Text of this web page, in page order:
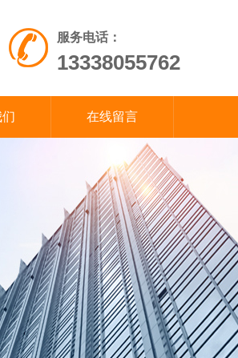
服务电话：
13338055762
在线留言